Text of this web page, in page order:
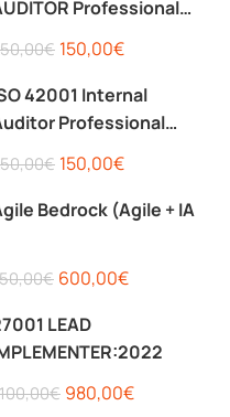
Professional
150,00€
42001 Internal
Professional
150,00€
Bedrock (Agile + IA
600,00€
LEAD
980,00€